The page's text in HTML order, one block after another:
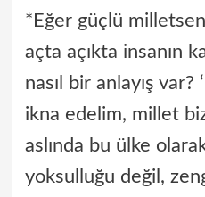
*Eğer güçlü
açta açıkta insanın
nasıl bir anlayış var?
ikna edelim, millet
aslında bu ülke
yoksulluğu değil,